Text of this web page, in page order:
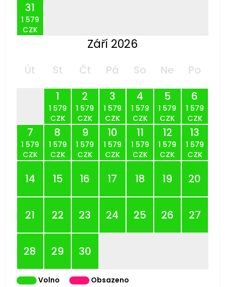
31
1 579
CZK
Září 2026
Út St Čt Pá So Ne
Po
1
1 579
CZK
2
1 579
CZK
3
1 579
CZK
4
1 579
CZK
5
1 579
CZK
6
1 579
CZK
7
1 579
CZK
8
1 579
CZK
9
1 579
CZK
10
1 579
CZK
11
1 579
CZK
12
1 579
CZK
13
1 579
CZK
14 15 16 17 18 19 20
21 22 23 24 25 26 27
28 29 30
Volno Obsazeno